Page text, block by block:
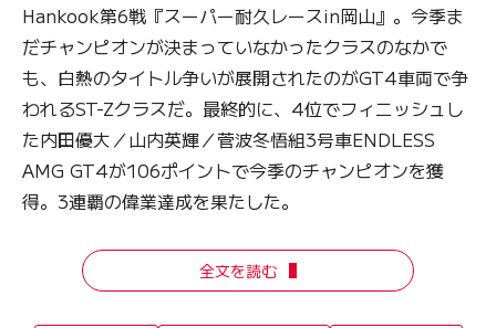
Hankook第6戦『スーパー耐久レースin岡山』。今季ま
だチャンピオンが決まっていなかったクラスのなかで
も、白熱のタイトル争いが展開されたのがGT4車両で争
われるST-Zクラスだ。最終的に、4位でフィニッシュし
た内田優大／山内英輝／菅波冬悟組3号車ENDLESS
AMG GT4が106ポイントで今季のチャンピオンを獲
得。3連覇の偉業達成を果たした。
全文を読む